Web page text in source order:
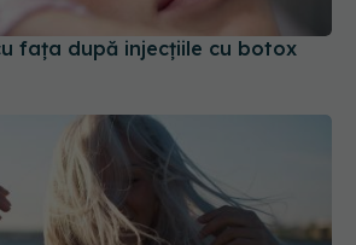
fața după injecțiile cu botox